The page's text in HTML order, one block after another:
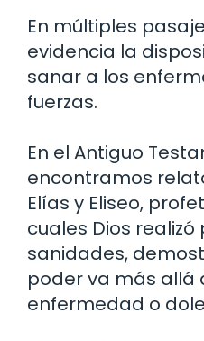
En múltiples
evidencia la
sanar a los
fuerzas.
En el Antiguo
encontramos
Elías y Eliseo,
cuales Dios
sanidades,
poder va más allá
enfermedad o